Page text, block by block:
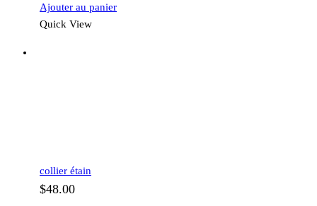
Ajouter au panier
Quick View
collier étain
$48.00